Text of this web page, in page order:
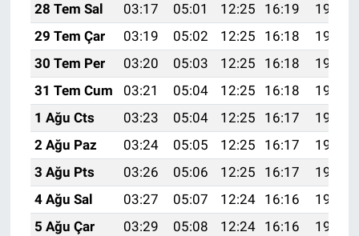
28 Tem Sal
03:17 05:01 12:25 16:19
19:39
29 Tem Çar
03:19 05:02 12:25 16:18
19:38
30 Tem Per
03:20 05:03 12:25 16:18
19:37
31 Tem Cum
03:21 05:04 12:25 16:18
19:36
1 Ağu Cts
03:23 05:04 12:25 16:17
19:35
2 Ağu Paz
03:24 05:05 12:25 16:17
19:34
3 Ağu Pts
03:26 05:06 12:25 16:17
19:33
4 Ağu Sal
03:27 05:07 12:24 16:16
19:32
5 Ağu Çar
03:29 05:08 12:24 16:16
19:31